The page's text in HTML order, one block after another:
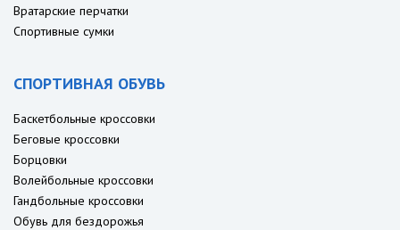
Вратарские перчатки
Спортивные сумки
СПОРТИВНАЯ ОБУВЬ
Баскетбольные кроссовки
Беговые кроссовки
Борцовки
Волейбольные кроссовки
Гандбольные кроссовки
Обувь для бездорожья